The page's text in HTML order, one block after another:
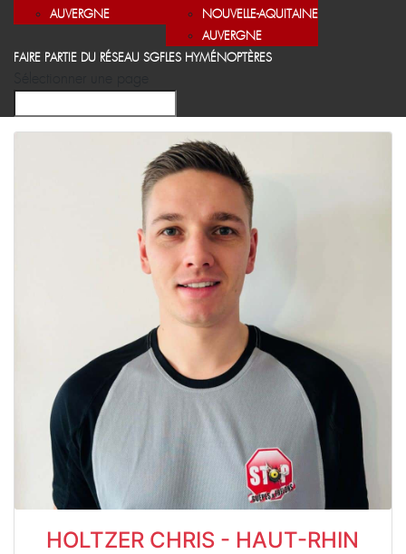
AUVERGNE
NOUVELLE-AQUITAINE
AUVERGNE
FAIRE PARTIE DU RÉSEAU SGFLES HYMÉNOPTÈRES
HOLTZER CHRIS - HAUT-RHIN